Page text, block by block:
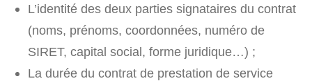
L’identité des deux parties signataires du contrat
(noms, prénoms, coordonnées, numéro de
SIRET, capital social, forme juridique…) ;
La durée du contrat de prestation de service